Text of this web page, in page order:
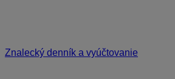
Znalecký denník a vyúčtovanie